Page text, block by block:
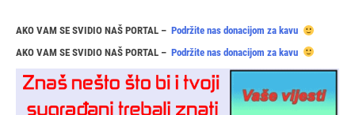
AKO VAM SE SVIDIO NAŠ PORTAL – Podržite nas donacijom za kavu
AKO VAM SE SVIDIO NAŠ PORTAL – Podržite nas donacijom za kavu